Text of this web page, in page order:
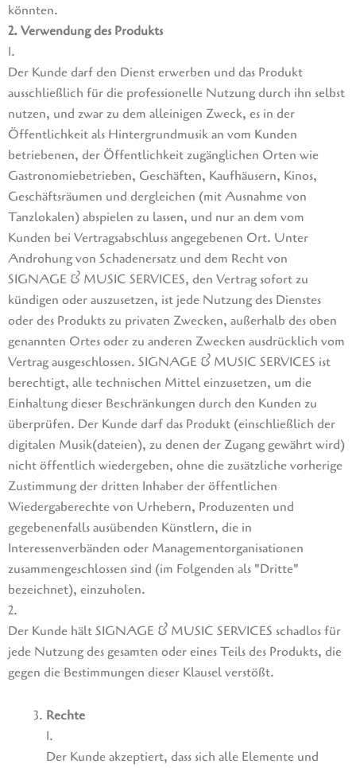
könnten.
2. Verwendung des Produkts
1.
Der Kunde darf den Dienst erwerben und das Produkt
ausschließlich für die professionelle Nutzung durch ihn selbst
nutzen, und zwar zu dem alleinigen Zweck, es in der
Öffentlichkeit als Hintergrundmusik an vom Kunden
betriebenen, der Öffentlichkeit zugänglichen Orten wie
Gastronomiebetrieben, Geschäften, Kaufhäusern, Kinos,
Geschäftsräumen und dergleichen (mit Ausnahme von
Tanzlokalen) abspielen zu lassen, und nur an dem vom
Kunden bei Vertragsabschluss angegebenen Ort. Unter
Androhung von Schadenersatz und dem Recht von
SIGNAGE & MUSIC SERVICES, den Vertrag sofort zu
kündigen oder auszusetzen, ist jede Nutzung des Dienstes
oder des Produkts zu privaten Zwecken, außerhalb des oben
genannten Ortes oder zu anderen Zwecken ausdrücklich vom
Vertrag ausgeschlossen. SIGNAGE & MUSIC SERVICES ist
berechtigt, alle technischen Mittel einzusetzen, um die
Einhaltung dieser Beschränkungen durch den Kunden zu
überprüfen. Der Kunde darf das Produkt (einschließlich der
digitalen Musik(dateien), zu denen der Zugang gewährt wird)
nicht öffentlich wiedergeben, ohne die zusätzliche vorherige
Zustimmung der dritten Inhaber der öffentlichen
Wiedergaberechte von Urhebern, Produzenten und
gegebenenfalls ausübenden Künstlern, die in
Interessenverbänden oder Managementorganisationen
zusammengeschlossen sind (im Folgenden als "Dritte"
bezeichnet), einzuholen.
2.
Der Kunde hält SIGNAGE & MUSIC SERVICES schadlos für
jede Nutzung des gesamten oder eines Teils des Produkts, die
gegen die Bestimmungen dieser Klausel verstößt.
Rechte
1.
Der Kunde akzeptiert, dass sich alle Elemente und